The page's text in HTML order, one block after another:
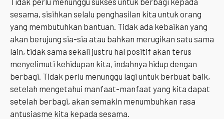
sesama, sisihkan selalu penghasilan kita untuk orang
yang membutuhkan bantuan. Tidak ada kebaikan yang
akan berujung sia-sia atau bahkan merugikan satu sama
lain, tidak sama sekali justru hal positif akan terus
menyelimuti kehidupan kita, indahnya hidup dengan
berbagi. Tidak perlu menunggu lagi untuk berbuat baik,
setelah mengetahui manfaat-manfaat yang kita dapat
setelah berbagi, akan semakin menumbuhkan rasa
antusiasme kita kepada sesama.